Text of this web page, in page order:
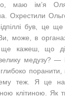
маю ім’я
Охрестили
був, це ще
може, в
ще кажеш, що
медузу?
теж. Я це на
клітиною. Як